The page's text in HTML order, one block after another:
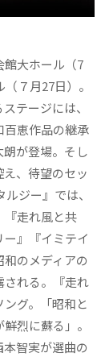
館大ホール（7
７月27日）。
テージには、
百恵作品の継承
が登場。そし
、待望のセッ
ジー』では、
『走れ風と共
』『イミテイ
のメディアの
される。『走れ
グ。「昭和と
烈に蘇る」。
本智実が選曲の